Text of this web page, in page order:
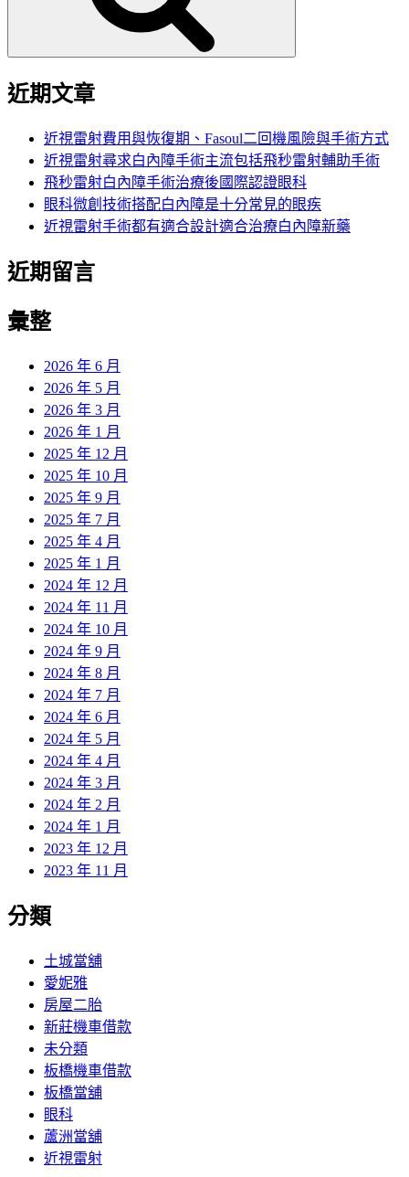
近期文章
近視雷射費用與恢復期、Fasoul二回機風險與手術方式
近視雷射尋求白內障手術主流包括飛秒雷射輔助手術
飛秒雷射白內障手術治療後國際認證眼科
眼科微創技術搭配白內障是十分常見的眼疾
近視雷射手術都有適合設計適合治療白內障新藥
近期留言
彙整
2026 年 6 月
2026 年 5 月
2026 年 3 月
2026 年 1 月
2025 年 12 月
2025 年 10 月
2025 年 9 月
2025 年 7 月
2025 年 4 月
2025 年 1 月
2024 年 12 月
2024 年 11 月
2024 年 10 月
2024 年 9 月
2024 年 8 月
2024 年 7 月
2024 年 6 月
2024 年 5 月
2024 年 4 月
2024 年 3 月
2024 年 2 月
2024 年 1 月
2023 年 12 月
2023 年 11 月
分類
土城當舖
愛妮雅
房屋二胎
新莊機車借款
未分類
板橋機車借款
板橋當舖
眼科
蘆洲當舖
近視雷射